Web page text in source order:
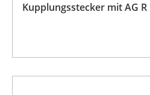
Kupplungsstecker mit AG R